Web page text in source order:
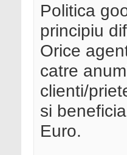
Politica
principiu
Orice
catre
clienti/
si
Euro.